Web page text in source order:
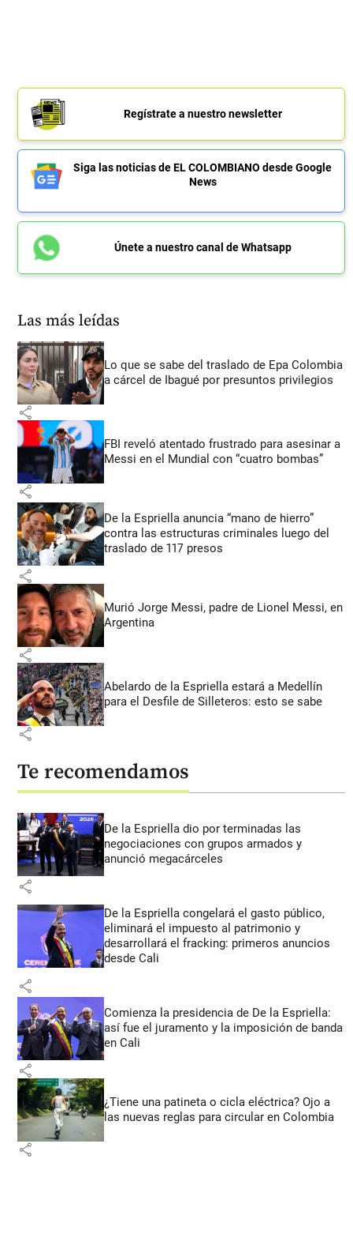
Regístrate a nuestro newsletter
Siga las noticias de EL COLOMBIANO desde Google
News
Únete a nuestro canal de Whatsapp
Las más leídas
Lo que se sabe del traslado de Epa Colombia
a cárcel de Ibagué por presuntos privilegios
share
FBI reveló atentado frustrado para asesinar a
Messi en el Mundial con “cuatro bombas”
share
De la Espriella anuncia “mano de hierro”
contra las estructuras criminales luego del
traslado de 117 presos
share
Murió Jorge Messi, padre de Lionel Messi, en
Argentina
share
Abelardo de la Espriella estará a Medellín
para el Desfile de Silleteros: esto se sabe
share
Te recomendamos
De la Espriella dio por terminadas las
negociaciones con grupos armados y
anunció megacárceles
share
De la Espriella congelará el gasto público,
eliminará el impuesto al patrimonio y
desarrollará el fracking: primeros anuncios
desde Cali
share
Comienza la presidencia de De la Espriella:
así fue el juramento y la imposición de banda
en Cali
share
¿Tiene una patineta o cicla eléctrica? Ojo a
las nuevas reglas para circular en Colombia
share